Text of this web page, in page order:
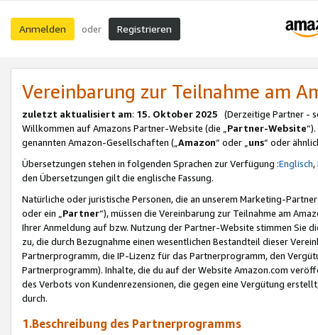
Anmelden oder Registrieren
Vereinbarung zur Teilnahme am
zuletzt aktualisiert am: 15. Oktober 2025 (Derzeitige Partner -
Willkommen auf Amazons Partner-Website (die „Partner-Website
genannten Amazon-Gesellschaften („Amazon“ oder „uns“ oder
Übersetzungen stehen in folgenden Sprachen zur Verfügung :Englisch,
den Übersetzungen gilt die englische Fassung.
Natürliche oder juristische Personen, die an unserem Marketing-
oder ein „Partner“), müssen die Vereinbarung zur Teilnahme am
Ihrer Anmeldung auf bzw. Nutzung der Partner-Website stimmen Sie
zu, die durch Bezugnahme einen wesentlichen Bestandteil dieser
Partnerprogramm, die IP-Lizenz für das Partnerprogramm, den
Partnerprogramm). Inhalte, die du auf der Website Amazon.com
des Verbots von Kundenrezensionen, die gegen eine Vergütung
durch.
1.Beschreibung des Partnerprogramms